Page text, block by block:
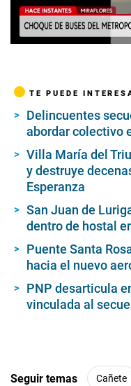
00:00/ 01:19
TE PUEDE
Delincuentes
abordar colectivo
Villa María del
y destruye
Esperanza
San Juan de
dentro de hostal
Puente Santa
hacia el nuevo
PNP desarticula
vinculada al
Seguir temas Cañete